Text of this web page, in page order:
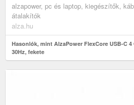
alzapower, pc és laptop, kiegészítők,
átalakítók
alza.hu
Hasonlók, mint AlzaPower FlexCore USB-C 4
30Hz, fekete